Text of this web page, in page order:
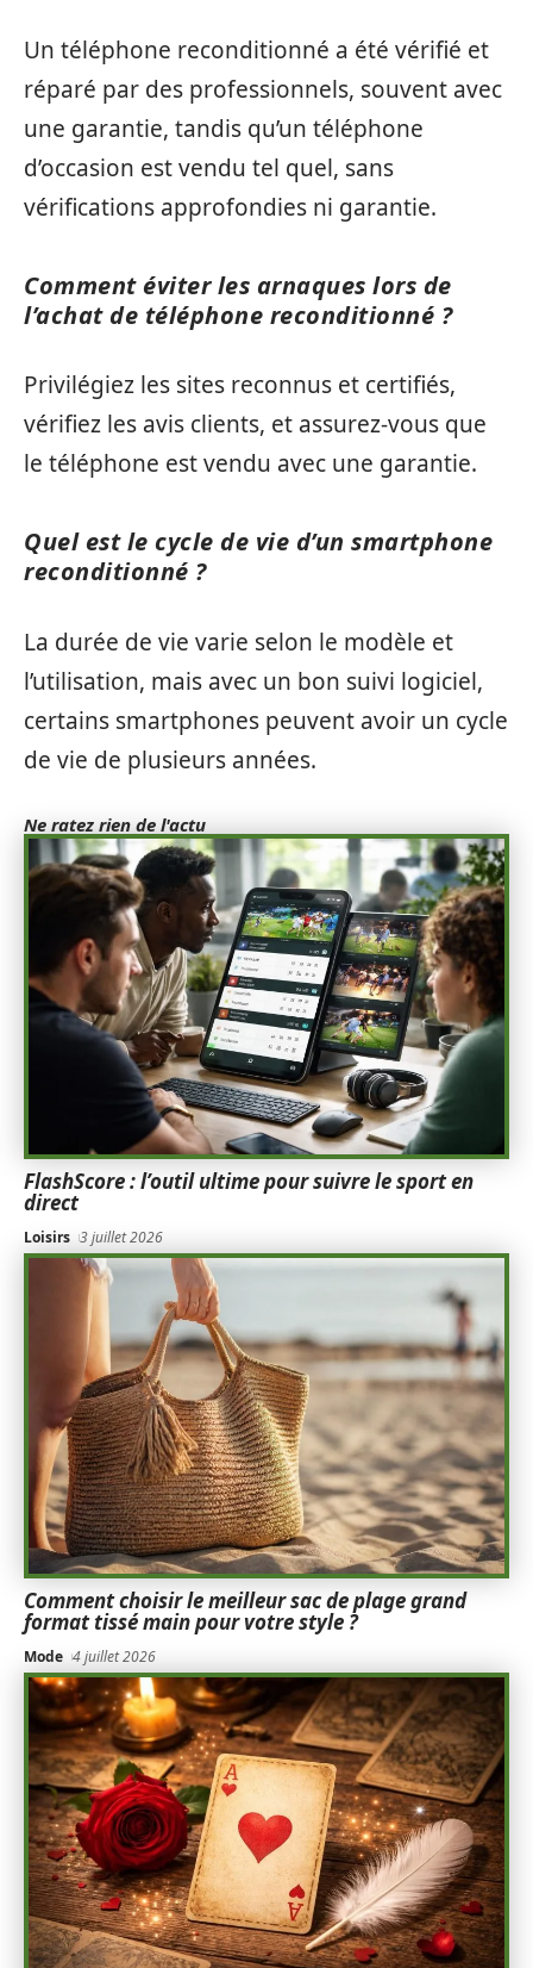
Un téléphone reconditionné a été vérifié et
réparé par des professionnels, souvent avec
une garantie, tandis qu’un téléphone
d’occasion est vendu tel quel, sans
vérifications approfondies ni garantie.
Comment éviter les arnaques lors de
l’achat de téléphone reconditionné ?
Privilégiez les sites reconnus et certifiés,
vérifiez les avis clients, et assurez-vous que
le téléphone est vendu avec une garantie.
Quel est le cycle de vie d’un smartphone
reconditionné ?
La durée de vie varie selon le modèle et
l’utilisation, mais avec un bon suivi logiciel,
certains smartphones peuvent avoir un cycle
de vie de plusieurs années.
Ne ratez rien de l'actu
FlashScore : l’outil ultime pour suivre le sport en
direct
Loisirs 3 juillet 2026
Comment choisir le meilleur sac de plage grand
format tissé main pour votre style ?
Mode 4 juillet 2026